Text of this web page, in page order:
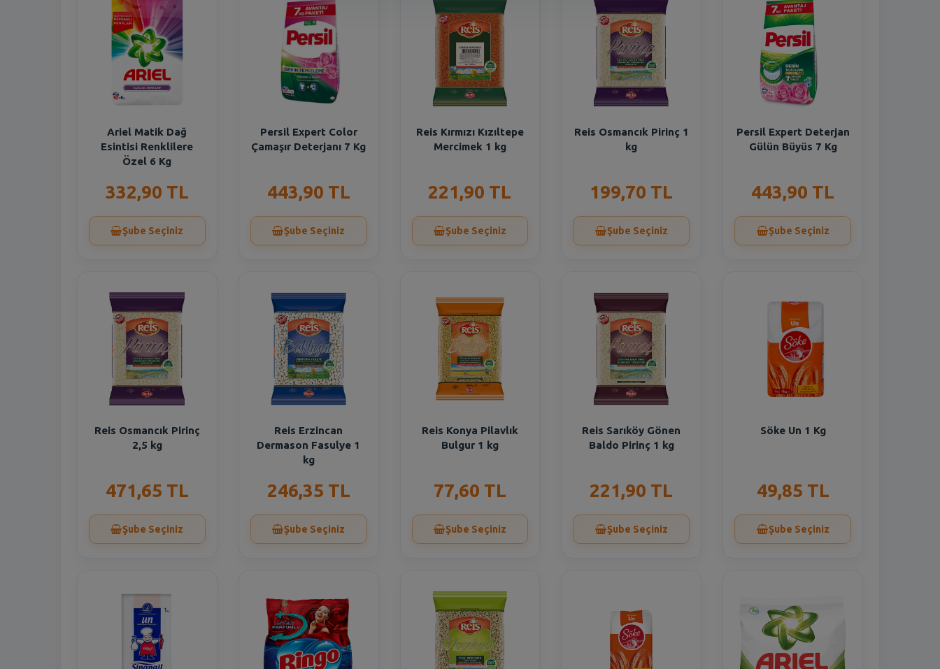
Ariel Matik Dağ
Esintisi Renklilere
Özel 6 Kg
332,90 TL
Şube Seçiniz
Persil Expert Color
Çamaşır Deterjanı 7 Kg
443,90 TL
Şube Seçiniz
Reis Kırmızı Kızıltepe
Mercimek 1 kg
221,90 TL
Şube Seçiniz
Reis Osmancık Pirinç 1
kg
199,70 TL
Şube Seçiniz
Persil Expert Deterjan
Gülün Büyüs 7 Kg
443,90 TL
Şube Seçiniz
Reis Osmancık Pirinç
2,5 kg
471,65 TL
Şube Seçiniz
Reis Erzincan
Dermason Fasulye 1
kg
246,35 TL
Şube Seçiniz
Reis Konya Pilavlık
Bulgur 1 kg
77,60 TL
Şube Seçiniz
Reis Sarıköy Gönen
Baldo Pirinç 1 kg
221,90 TL
Şube Seçiniz
Söke Un 1 Kg
49,85 TL
Şube Seçiniz